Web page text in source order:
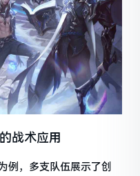
战术应用
例，多支队伍展示了创